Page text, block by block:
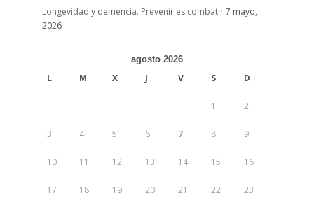
Longevidad y demencia. Prevenir es combatir7 mayo,
2026
agosto 2026
L M X J V S D
1 2
3 4 5 6 7 8 9
10 11 12 13 14 15 16
17 18 19 20 21 22 23